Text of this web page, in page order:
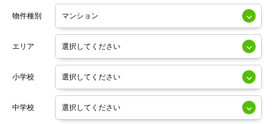
川崎市高津区
小田急線
東京メトロ半蔵門線
東京メトロ副都心線
東京メトロ有楽町線
物件種別
エリア
小学校
中学校